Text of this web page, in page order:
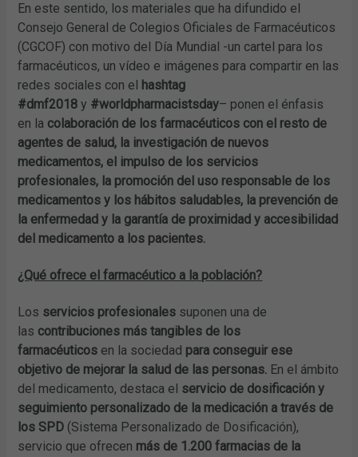
En este sentido, los materiales que ha difundido el
Consejo General de Colegios Oficiales de Farmacéuticos
(CGCOF) con motivo del Día Mundial -un cartel para los
farmacéuticos, un vídeo e imágenes para compartir en las
redes sociales con el
hashtag
#dmf2018 y #worldpharmacistsday– ponen el énfasis
en la colaboración de los farmacéuticos con el resto de
agentes de salud, la investigación de nuevos
medicamentos, el impulso de los servicios
profesionales, la promoción del uso responsable de los
medicamentos y los hábitos saludables, la prevención de
la enfermedad y la garantía de proximidad y accesibilidad
del medicamento a los pacientes.
¿Qué ofrece el farmacéutico a la población?
Los servicios profesionales suponen una de
las contribuciones más tangibles de los
farmacéuticos en la sociedad para conseguir ese
objetivo de mejorar la salud de las personas. En el ámbito
del medicamento, destaca el servicio de dosificación y
seguimiento personalizado de la medicación a través de
los SPD (Sistema Personalizado de Dosificación),
servicio que ofrecen más de 1.200 farmacias de la